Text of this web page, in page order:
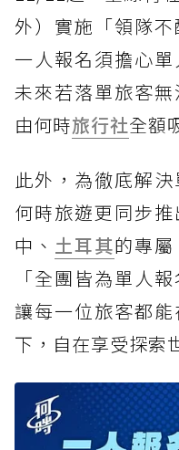
外）實施「領隊
一人報名須擔心
未來若落單旅客
由何時旅行社全額
此外，為徹底解
何時旅遊更同步
中、 土耳其的專
「全團皆為單人
讓每一位旅客都
下，自在享受探索